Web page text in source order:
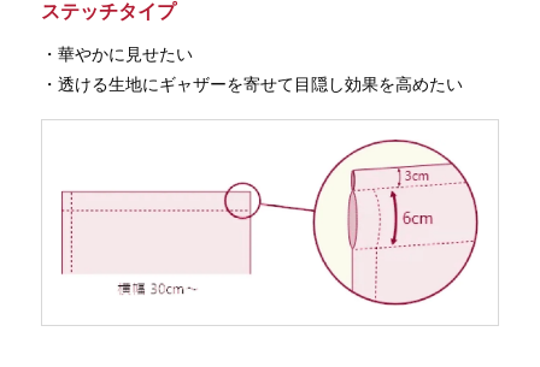
ステッチタイプ
・華やかに見せたい
・透ける生地にギャザーを寄せて目隠し効果を高めたい